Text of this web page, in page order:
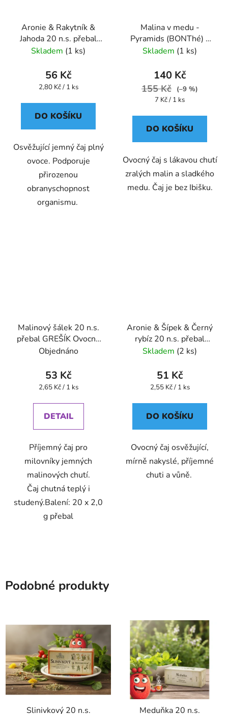
Aronie & Rakytník &
Jahoda 20 n.s. přebal
GREŠÍK Ovocný čaj
Skladem (1 ks)
56 Kč
Měrná
2,80 Kč / 1 ks
DO KOŠÍKU
Osvěžující jemný čaj plný
ovoce. Podporuje
přirozenou
obranyschopnost
organismu.
Malina v medu -
Pyramids (BONThé) -
Oxalis
Skladem (1 ks)
140 Kč
155 Kč
(–9 %)
Měrná
7 Kč / 1 ks
DO KOŠÍKU
Ovocný čaj s lákavou chutí
zralých malin a sladkého
medu. Čaj je bez Ibišku.
Malinový šálek 20 n.s.
přebal GREŠÍK Ovocný
čaj
Objednáno
53 Kč
Měrná
2,65 Kč / 1 ks
DETAIL
Příjemný čaj pro
milovníky jemných
malinových chutí.
Čaj chutná teplý i
studený.Balení: 20 x 2,0
g přebal
Aronie & Šípek & Černý
rybíz 20 n.s. přebal
GREŠÍK Ovocný čaj
Skladem (2 ks)
51 Kč
Měrná
2,55 Kč / 1 ks
DO KOŠÍKU
Ovocný čaj osvěžující,
mírně nakyslé, příjemné
chuti a vůně.
Podobné produkty
Slinivkový 20 n.s.
Meduňka 20 n.s.